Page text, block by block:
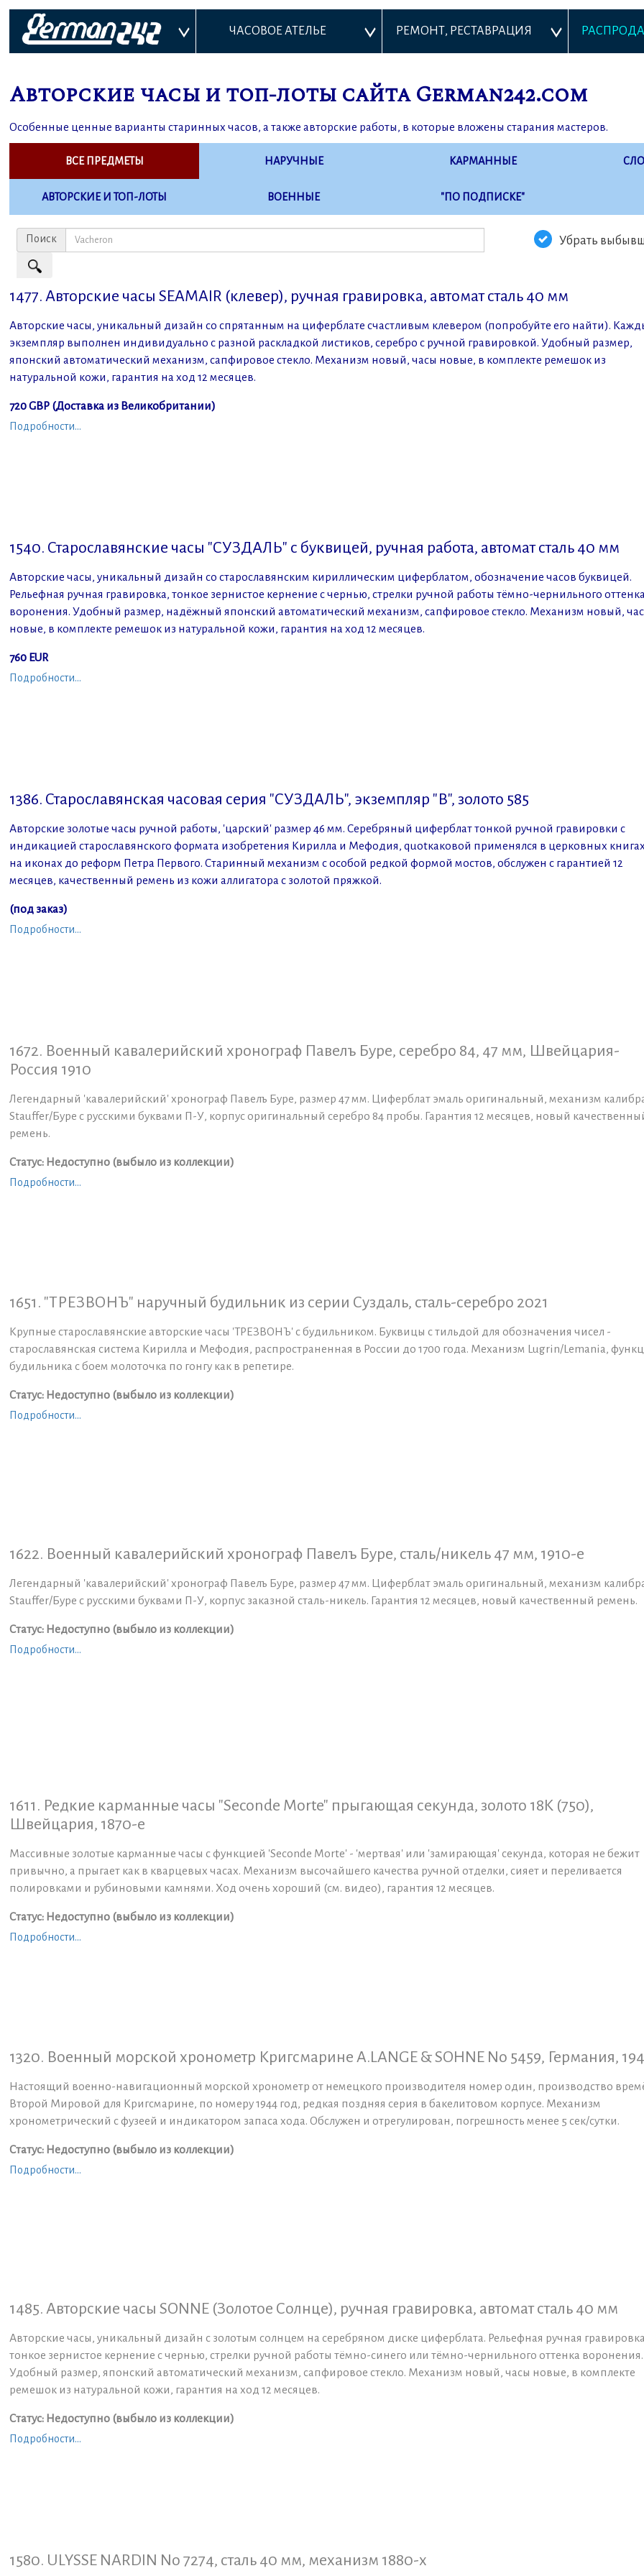
ЧАСОВОЕ АТЕЛЬЕ РЕМОНТ, РЕСТАВРАЦИЯ
Авторские часы и топ-лоты сайта German242.com
Особенные ценные варианты старинных часов, а также авторские работы, в которые вложены старания мастеров.
ВСЕ ПРЕДМЕТЫ НАРУЧНЫЕ КАРМАННЫЕ
АВТОРСКИЕ И ТОП-ЛОТЫ ВОЕННЫЕ "ПО ПОДПИСКЕ"
Поиск Убрать
1477. Авторские часы SEAMAIR (клевер), ручная гравировка, автомат сталь 40 мм
Авторские часы, уникальный дизайн со спрятанным на циферблате счастливым клевером (попробуйте его найти).
экземпляр выполнен индивидуально с разной раскладкой листиков, серебро с ручной гравировкой. Удобный размер,
японский автоматический механизм, сапфировое стекло. Механизм новый, часы новые, в комплекте ремешок из
натуральной кожи, гарантия на ход 12 месяцев.
720 GBP (Доставка из Великобритании)
Подробности...
1540. Старославянские часы "СУЗДАЛЬ" с буквицей, ручная работа, автомат сталь 40 мм
Авторские часы, уникальный дизайн со старославянским кириллическим циферблатом, обозначение часов буквицей.
Рельефная ручная гравировка, тонкое зернистое кернение с чернью, стрелки ручной работы тёмно-чернильного
воронения. Удобный размер, надёжный японский автоматический механизм, сапфировое стекло. Механизм новый,
новые, в комплекте ремешок из натуральной кожи, гарантия на ход 12 месяцев.
760 EUR
Подробности...
1386. Старославянская часовая серия "СУЗДАЛЬ", экземпляр "В", золото 585
Авторские золотые часы ручной работы, 'царский' размер 46 мм. Серебряный циферблат тонкой ручной гравировки с
индикацией старославянского формата изобретения Кирилла и Мефодия, quotкаковой применялся в церковных
на иконах до реформ Петра Первого. Старинный механизм с особой редкой формой мостов, обслужен с гарантией 12
месяцев, качественный ремень из кожи аллигатора с золотой пряжкой.
(под заказ)
Подробности...
1672. Военный кавалерийский хронограф Павелъ Буре, серебро 84, 47 мм, Швейцария-
Россия 1910
Легендарный 'кавалерийский' хронограф Павелъ Буре, размер 47 мм. Циферблат эмаль оригинальный, механизм
Stauffer/Буре с русскими буквами П-У, корпус оригинальный серебро 84 пробы. Гарантия 12 месяцев, новый
ремень.
Статус: Недоступно (выбыло из коллекции)
Подробности...
1651. "ТРЕЗВОНЪ" наручный будильник из серии Суздаль, сталь-серебро 2021
Крупные старославянские авторские часы 'ТРЕЗВОНЪ' с будильником. Буквицы с тильдой для обозначения чисел -
старославянская система Кирилла и Мефодия, распространенная в России до 1700 года. Механизм Lugrin/Lemania,
будильника с боем молоточка по гонгу как в репетире.
Статус: Недоступно (выбыло из коллекции)
Подробности...
1622. Военный кавалерийский хронограф Павелъ Буре, сталь/никель 47 мм, 1910-е
Легендарный 'кавалерийский' хронограф Павелъ Буре, размер 47 мм. Циферблат эмаль оригинальный, механизм
Stauffer/Буре с русскими буквами П-У, корпус заказной сталь-никель. Гарантия 12 месяцев, новый качественный ремень.
Статус: Недоступно (выбыло из коллекции)
Подробности...
1611. Редкие карманные часы "Seconde Morte" прыгающая секунда, золото 18K (750),
Швейцария, 1870-е
Массивные золотые карманные часы с функцией 'Seconde Morte' - 'мертвая' или 'замирающая' секунда, которая не бежит
привычно, а прыгает как в кварцевых часах. Механизм высочайшего качества ручной отделки, сияет и переливается
полировками и рубиновыми камнями. Ход очень хороший (см. видео), гарантия 12 месяцев.
Статус: Недоступно (выбыло из коллекции)
Подробности...
1320. Военный морской хронометр Кригсмарине A.LANGE & SOHNE No 5459, Германия,
Настоящий военно-навигационный морской хронометр от немецкого производителя номер один, производство
Второй Мировой для Кригсмарине, по номеру 1944 год, редкая поздняя серия в бакелитовом корпусе. Механизм
хронометрический с фузеей и индикатором запаса хода. Обслужен и отрегулирован, погрешность менее 5 сек/сутки.
Статус: Недоступно (выбыло из коллекции)
Подробности...
1485. Авторские часы SONNE (Золотое Солнце), ручная гравировка, автомат сталь 40 мм
Авторские часы, уникальный дизайн с золотым солнцем на серебряном диске циферблата. Рельефная ручная
тонкое зернистое кернение с чернью, стрелки ручной работы тёмно-синего или тёмно-чернильного оттенка воронения.
Удобный размер, японский автоматический механизм, сапфировое стекло. Механизм новый, часы новые, в комплекте
ремешок из натуральной кожи, гарантия на ход 12 месяцев.
Статус: Недоступно (выбыло из коллекции)
Подробности...
1580. ULYSSE NARDIN No 7274, сталь 40 мм, механизм 1880-х